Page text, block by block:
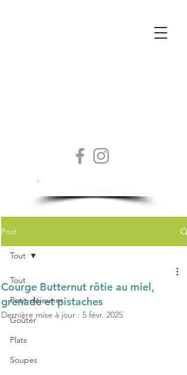
Post
Tout
Petit-déjeuner
Goûter
Plats
Soupes
Tout
Courge Butternut rôtie au miel,
grenade et pistaches
Dernière mise à jour : 5 févr. 2025